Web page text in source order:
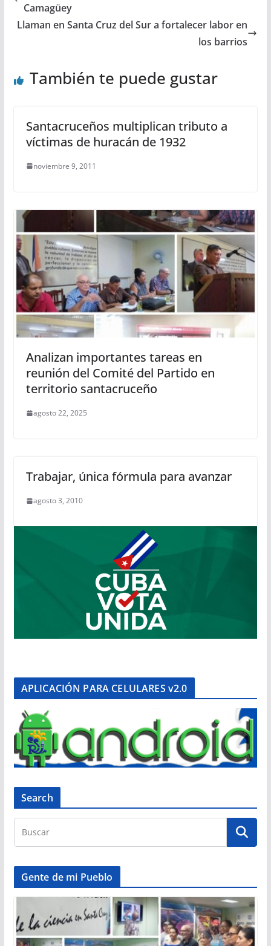
Camagüey
Llaman en Santa Cruz del Sur a fortalecer labor en
los barrios
También te puede gustar
Santacruceños multiplican tributo a
víctimas de huracán de 1932
noviembre 9, 2011
Analizan importantes tareas en
reunión del Comité del Partido en
territorio santacruceño
agosto 22, 2025
Trabajar, única fórmula para avanzar
agosto 3, 2010
APLICACIÓN PARA CELULARES v2.0
Search
Gente de mi Pueblo